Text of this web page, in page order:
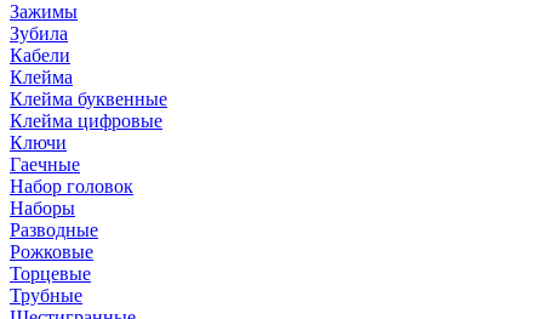
Зажимы
Зубила
Кабели
Клейма
Клейма буквенные
Клейма цифровые
Ключи
Гаечные
Набор головок
Наборы
Разводные
Рожковые
Торцевые
Трубные